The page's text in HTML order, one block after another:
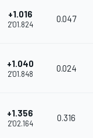
+1.016
2'01.824
0.047
+1.040
2'01.848
0.024
+1.356
2'02.164
0.316